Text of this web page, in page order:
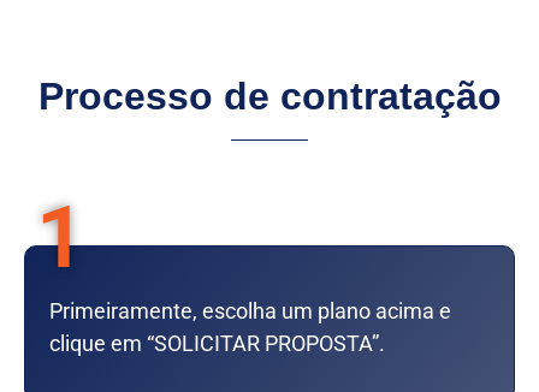
Processo de contratação
1
Primeiramente, escolha um plano acima e
clique em “SOLICITAR PROPOSTA”.